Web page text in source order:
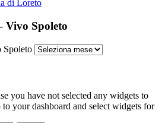
di Loreto
Vivo Spoleto
Spoleto
you have not selected any widgets to
your dashboard and select widgets for